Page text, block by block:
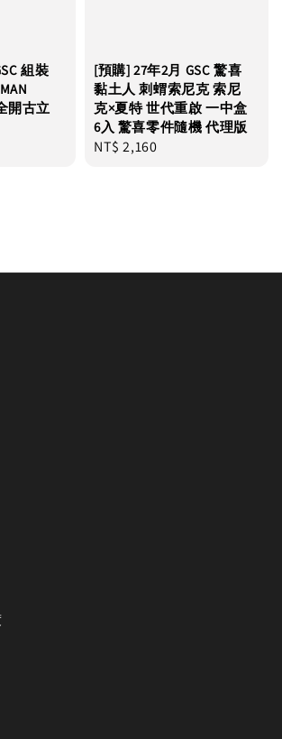
組裝
開古立
[預購] 27年2月 GSC 驚喜
黏土人 刺蝟索尼克 索尼
克×夏特 世代重啟 一中盒
6入 驚喜零件隨機 代理版
Regular
NT$ 2,160